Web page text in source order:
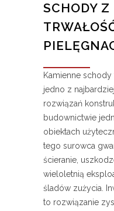
SCHODY
Kamienne
jedno z
rozwiązań
budownictwie
obiektach
tego surowca
ścieranie,
wieloletnią
śladów zużycia.
to rozwiązanie